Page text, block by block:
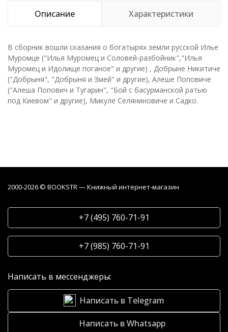
Описание Характеристики
В сборник вошли сказания о богатырях земли русской Илье
Муромце ("Илья Муромец и Соловей-разбойник","Илья
Муромец и Идолище поганое" и другие) , Добрыне Никитиче
("Добрыня", "Добрыня и Змей" и другие), Алеше Поповиче
("Алеша Попович и Тугарин", "Бой с басурманской ратью
под Киевом" и другие), Микуле Селяниновиче и Садко.
2000-2026 © BOOKSTR — Книжный интернет-магазин
+7 (495) 760-71-91
+7 (985) 760-71-91
Написать в мессенджеры:
Написать в Telegram
Написать в Whatsapp